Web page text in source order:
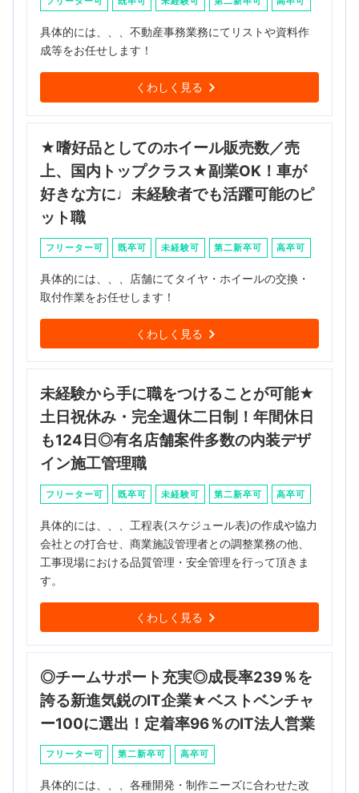
具体的には、、、不動産事務業務にてリストや資料作
成等をお任せします！
くわしく見る
★嗜好品としてのホイール販売数／売
上、国内トップクラス★副業OK！車が
好きな方に♩未経験者でも活躍可能のピ
ット職
フリーター可 既卒可 未経験可 第二新卒可 高卒可
具体的には、、、店舗にてタイヤ・ホイールの交換・
取付作業をお任せします！
くわしく見る
未経験から手に職をつけることが可能★
土日祝休み・完全週休二日制！年間休日
も124日◎有名店舗案件多数の内装デザ
イン施工管理職
フリーター可 既卒可 未経験可 第二新卒可 高卒可
具体的には、、、工程表(スケジュール表)の作成や協力
会社との打合せ、商業施設管理者との調整業務の他、
工事現場における品質管理・安全管理を行って頂きま
す。
くわしく見る
◎チームサポート充実◎成長率239％を
誇る新進気鋭のIT企業★ベストベンチャ
ー100に選出！定着率96％のIT法人営業
フリーター可 第二新卒可 高卒可
具体的には、、、各種開発・制作ニーズに合わせた改